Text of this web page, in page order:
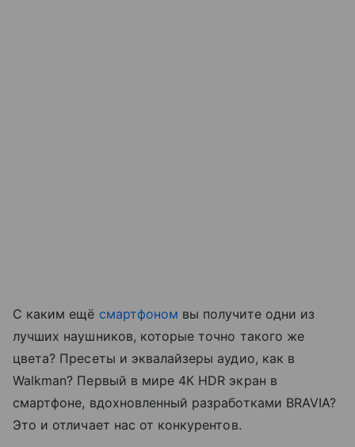
C каким ещё смартфоном вы получите одни из
лучших наушников, которые точно такого же
цвета? Пресеты и эквалайзеры аудио, как в
Walkman? Первый в мире 4К HDR экран в
смартфоне, вдохновленный разработками BRAVIA?
Это и отличает нас от конкурентов.